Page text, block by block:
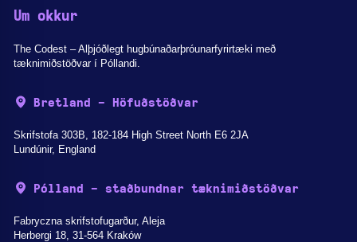
Um okkur
The Codest – Alþjóðlegt hugbúnaðarþróunarfyrirtæki með
tæknimiðstöðvar í Póllandi.
Bretland - Höfuðstöðvar
Skrifstofa 303B, 182-184 High Street North E6 2JA
Lundúnir, England
Pólland - staðbundnar tæknimiðstöðvar
Fabryczna skrifstofugarður, Aleja
Herbergi 18, 31-564 Kraków